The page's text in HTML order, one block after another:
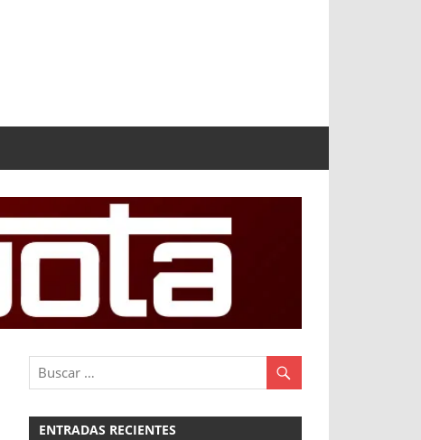
ENTRADAS RECIENTES